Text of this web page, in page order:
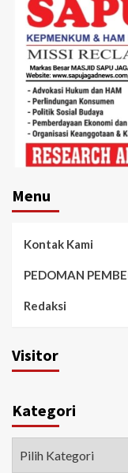
Menu
Kontak Kami
PEDOMAN
Redaksi
Visitor
Kategori